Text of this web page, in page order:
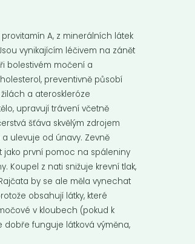
Hummus s česnekem, 140 g
Do košíku: (45
45Kč
provitamín A, z minerálních látek
vynikajícím léčivem na zánět
bolestivém močení a
preventivně působí
a ateroskleróze
upravují trávení včetně
šťáva skvělým zdrojem
ulevuje od únavy. Zevně
jako první pomoc na spáleniny
Koupel z nati snižuje krevní tlak,
by se ale měla vynechat
obsahují látky, které
v kloubech (pokud k
dobře funguje látková výměna,